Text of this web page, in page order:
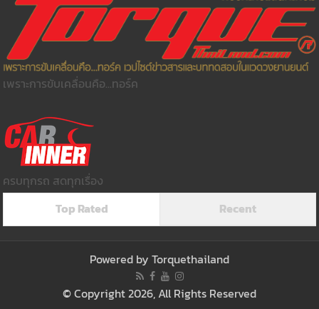
เพราะการขับเคลื่อนคือ...ทอร์ค
ครบทุกรถ สดทุกเรื่อง
Top Rated
Recent
Powered by Torquethailand
© Copyright 2026, All Rights Reserved